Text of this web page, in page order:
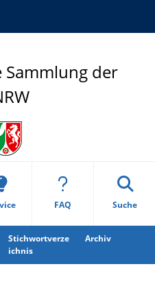
Sammlung der
FAQ Suche
Stichwortverze
ichnis
Archiv